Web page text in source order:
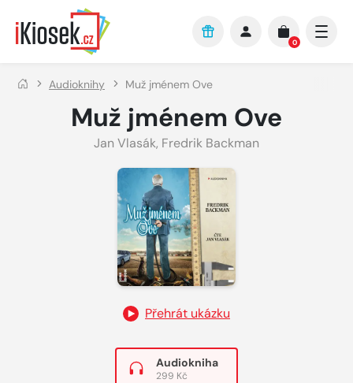
Přejít na hlavní obsah
0
Audioknihy Muž jménem Ove
Muž jménem Ove
Jan Vlasák, Fredrik Backman
Přehrát ukázku
Audiokniha
299 Kč